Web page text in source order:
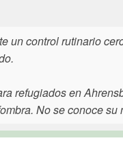
un control rutinario
refugiados en
No se conoce